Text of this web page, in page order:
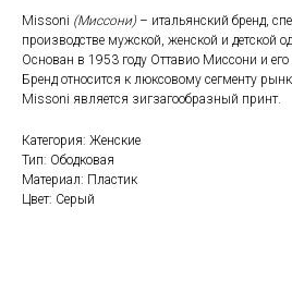
Missoni (Миссони)– итальянский бренд,
производстве мужской, женской и детской
Основан в 1953 году Оттавио Миссони и
Бренд относится к люксовому сегменту
Missoni является зигзагообразный принт.
Категория: Женские
Тип: Ободковая
Материал: Пластик
Цвет: Серый